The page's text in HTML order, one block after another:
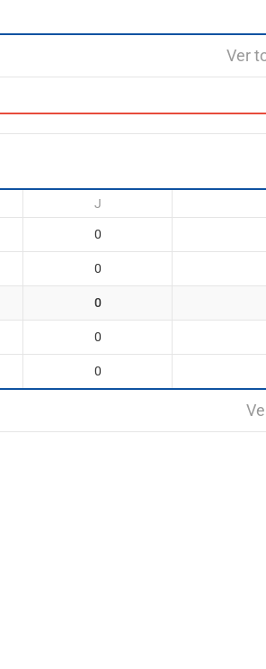
Ver
J
0
0
0
0
0